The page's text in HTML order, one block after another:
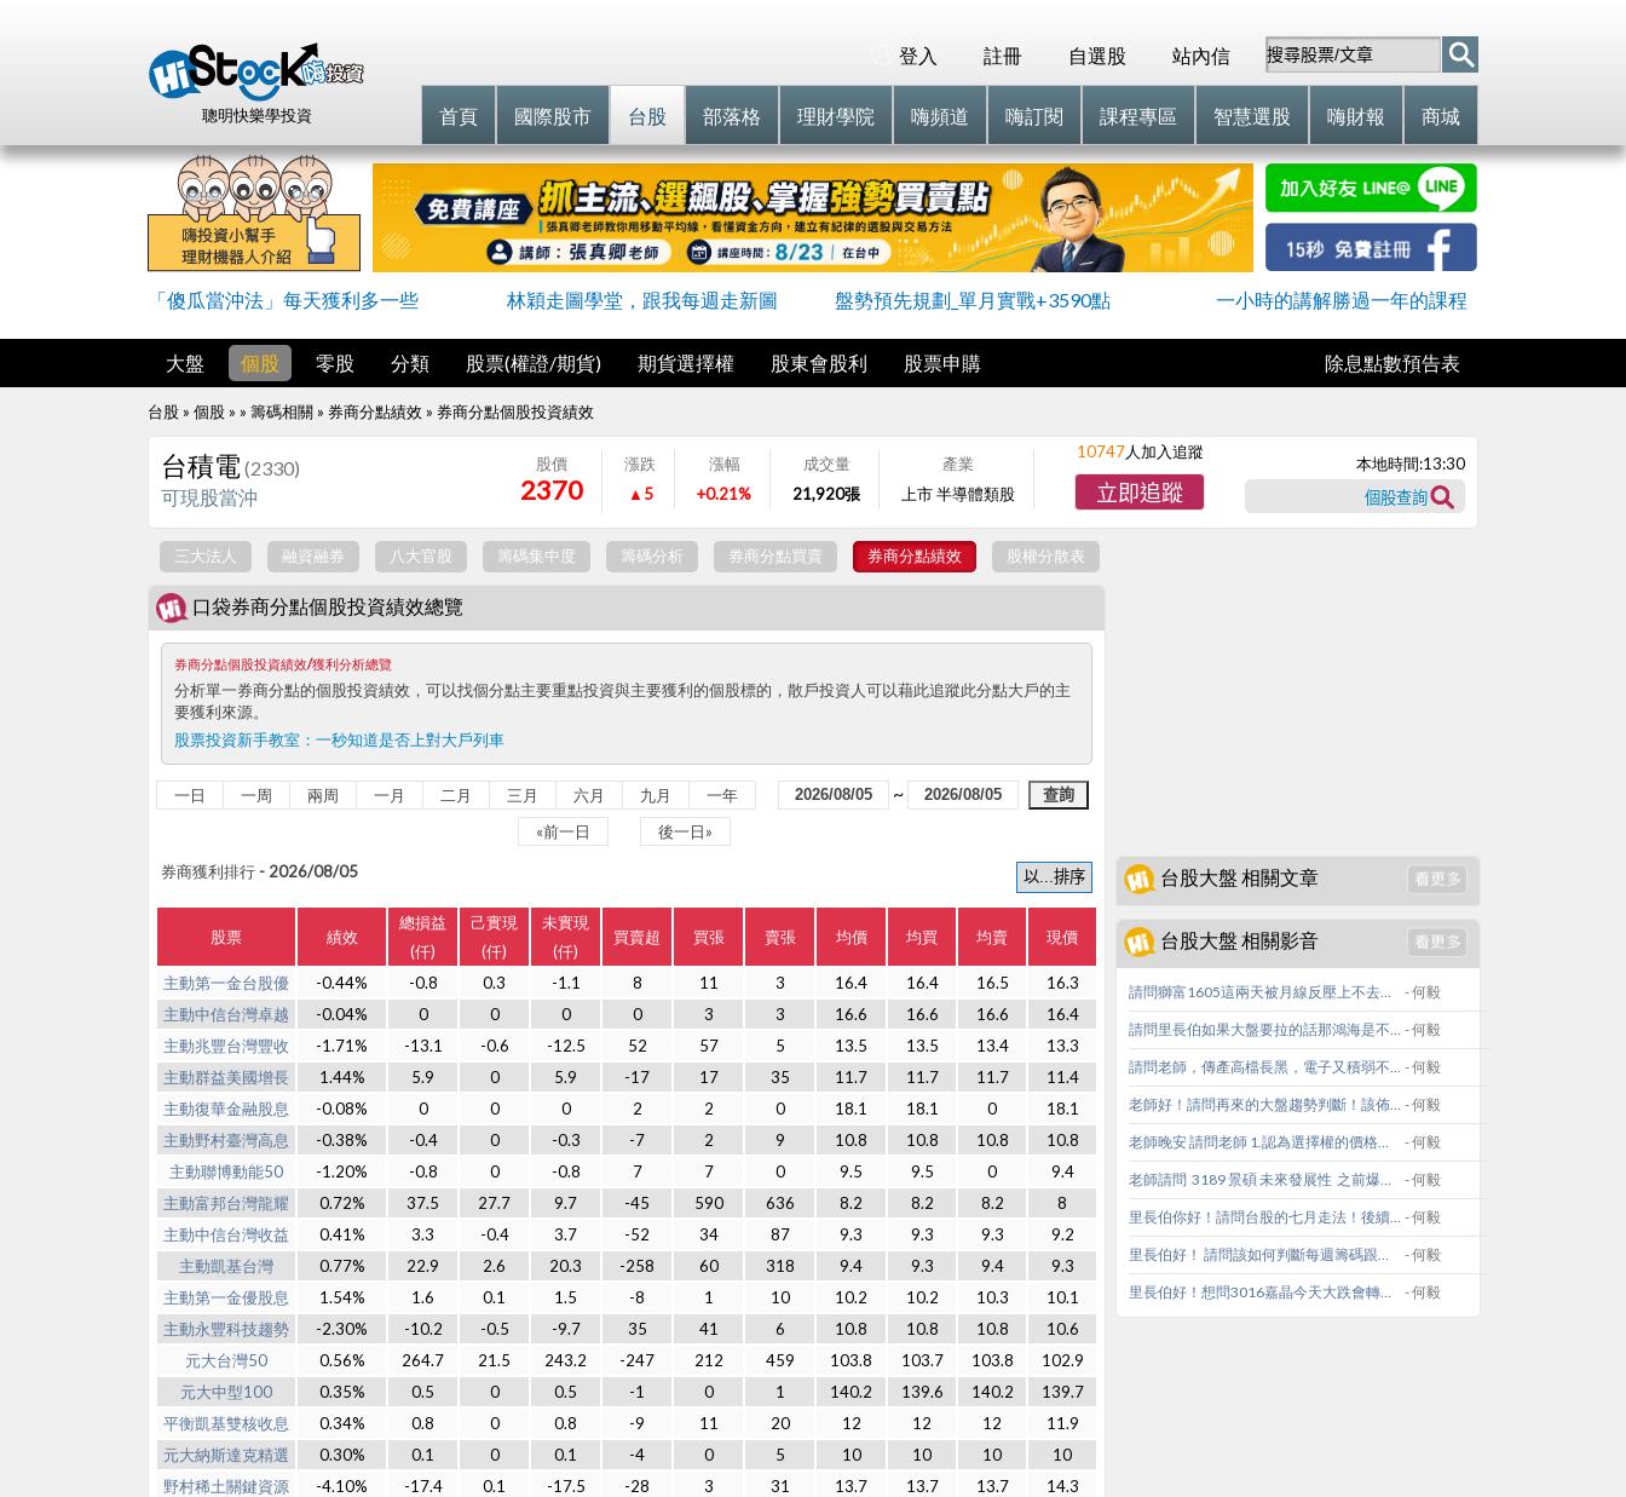
聰明快樂學投資
站內信
自選股
註冊
登入
首頁 國際股市 台股 部落格 理財學院 嗨頻道 嗨訂閱 課程專區 智慧選股 嗨財報 商城
「傻瓜當沖法」每天獲利多一些 林穎走圖學堂，跟我每週走新圖 盤勢預先規劃_單月實戰+3590點 一小時的講解勝過一年的課程
大盤 個股 零股 分類 股票(權證/期貨) 期貨選擇權 股東會股利 股票申購 除息點數預告表
台股 » 個股 » » 籌碼相關 » 券商分點績效 » 券商分點個股投資績效
台積電(2330)
可現股當沖
股價
2370
漲跌
▲5
漲幅
+0.21%
成交量
21,920張
產業
上市 半導體類股
10747人加入追蹤
立即追蹤
本地時間:13:30
三大法人 融資融券 八大官股 籌碼集中度 籌碼分析 券商分點買賣 券商分點績效 股權分散表
口袋券商分點個股投資績效總覽
券商分點個股投資績效/獲利分析總覽
分析單一券商分點的個股投資績效，可以找個分點主要重點投資與主要獲利的個股標的，散戶投資人可以藉此追蹤此分點大戶的主
要獲利來源。
股票投資新手教室： 一秒知道是否上對大戶列車
一日 一周 兩周 一月 二月 三月 六月 九月 一年 ~
«前一日 後一日»
券商獲利排行 - 2026/08/05
股票 績效
總損益
(仟)
己實現
(仟)
未實現
(仟)
買賣超 買張 賣張 均價 均買 均賣 現價
主動第一金台股優 -0.44% -0.8 0.3 -1.1 8 11 3 16.4 16.4 16.5
16.3
主動中信台灣卓越
-0.04% 0 0 0 0 3 3 16.6 16.6 16.6
16.4
主動兆豐台灣豐收
-1.71% -13.1 -0.6 -12.5 52 57 5 13.5 13.5 13.4
13.3
主動群益美國增長
1.44% 5.9 0 5.9 -17 17 35 11.7 11.7 11.7
11.4
主動復華金融股息
-0.08% 0 0 0 2 2 0 18.1 18.1 0
18.1
主動野村臺灣高息
-0.38% -0.4 0 -0.3 -7 2 9 10.8 10.8 10.8
10.8
主動聯博動能50
-1.20% -0.8 0 -0.8 7 7 0 9.5 9.5 0
9.4
主動富邦台灣龍耀
0.72% 37.5 27.7 9.7 -45 590 636 8.2 8.2 8.2
8
主動中信台灣收益
0.41% 3.3 -0.4 3.7 -52 34 87 9.3 9.3 9.3
9.2
主動凱基台灣
0.77% 22.9 2.6 20.3 -258 60 318 9.4 9.3 9.4
9.3
主動第一金優股息
1.54% 1.6 0.1 1.5 -8 1 10 10.2 10.2 10.3
10.1
主動永豐科技趨勢
-2.30% -10.2 -0.5 -9.7 35 41 6 10.8 10.8 10.8
10.6
元大台灣50
0.56% 264.7 21.5 243.2 -247 212 459 103.8 103.7 103.8
102.9
元大中型100
0.35% 0.5 0 0.5 -1 0 1 140.2 139.6 140.2
139.7
平衡凱基雙核收息
0.34% 0.8 0 0.8 -9 11 20 12 12 12
11.9
元大納斯達克精選
0.30% 0.1 0 0.1 -4 0 5 10 10 10
10
野村稀土關鍵資源
-4.10% -17.4 0.1 -17.5 -28 3 31 13.7 13.7 13.7
14.3
台股大盤 相關文章
台股大盤 相關影音
- 何毅
請問獅富1605這兩天被月線反壓上不去，如要低接是否在48左右在接較為適合，另外對於大盤融資一直增加有什麼看法?謝謝。
- 何毅
請問里長伯如果大盤要拉的話那鴻海是不是也會有他的份呢
- 何毅
請問老師，傳產高檔長黑，電子又積弱不振，大盤該看空了嗎？之前長下引線真的是支撐嗎？
- 何毅
老師好！請問再來的大盤趨勢判斷！該佈局那些族群比較適當？
- 何毅
老師晚安 請問老師 1.認為選擇權的價格走勢跟台股大盤有比較大的關聯嗎? 2.選擇權台指13000C11買進買權1口買在81塊請問老師如何看待這筆單波段的勝算 謝謝
- 何毅
老師請問 3189 景碩 未來發展性 之前爆大量 還有 未來大盤 要ㄗㄞ還有 未來大盤 關鍵位置點 怎怎麼看??
- 何毅
里長伯你好！請問台股的七月走法！後續又該注意哪些轉折？7月又該注意哪些股票類群？
- 何毅
里長伯好！ 請問該如何判斷每週籌碼跟操作週選方式？ 另外想請問2376技嘉買在70有機會解套嗎？ 最近很多個股走勢都是橫盤，大漲，誘多，買進套牢，大盤是不是要開始反轉向下了？
- 何毅
里長伯好！想問3016嘉晶今天大跌會轉空嗎？獲利還有20%該先出掉嗎？還是可以逢低再加碼？ 最近又該如何判斷大盤的趨勢跟方向？